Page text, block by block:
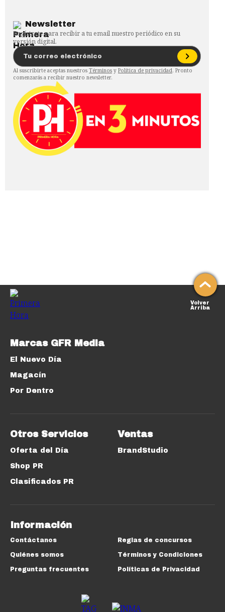
Newsletter
Regístrate para recibir a tu email nuestro periódico en su
versión digital.
Al suscribirte aceptas nuestros Términos y Política de privacidad. Pronto
comenzarás a recibir nuestro newsletter.
Volver
Arriba
Marcas GFR Media
El Nuevo Día
Magacín
Por Dentro
Otros Servicios
Oferta del Día
Shop PR
Clasificados PR
Ventas
BrandStudio
Información
Contáctanos
Quiénes somos
Preguntas frecuentes
Reglas de concursos
Términos y Condiciones
Políticas de Privacidad